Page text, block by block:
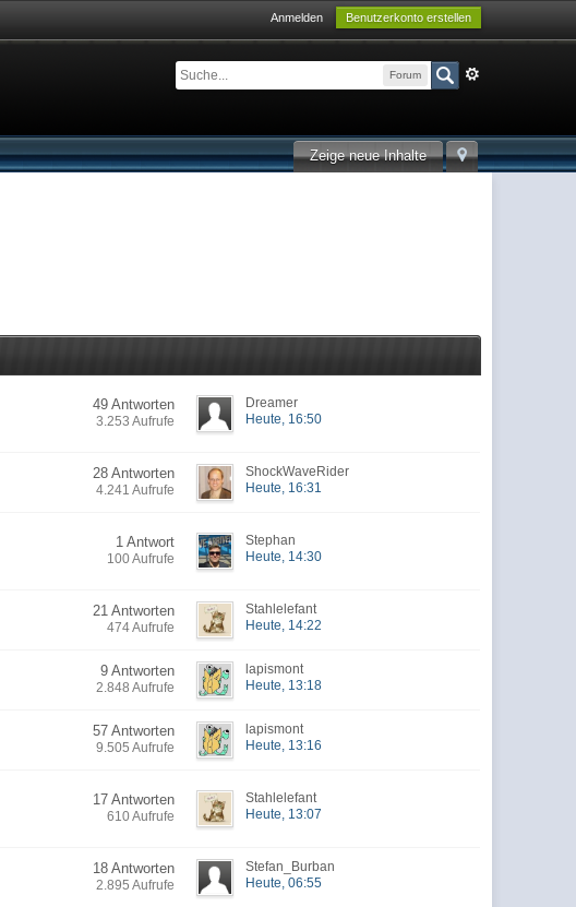
Anmelden Benutzerkonto erstellen
Forum
Zeige neue Inhalte
49 Antworten
3.253 Aufrufe
Dreamer
Heute, 16:50
28 Antworten
4.241 Aufrufe
ShockWaveRider
Heute, 16:31
1 Antwort
100 Aufrufe
Stephan
Heute, 14:30
21 Antworten
474 Aufrufe
Stahlelefant
Heute, 14:22
9 Antworten
2.848 Aufrufe
lapismont
Heute, 13:18
57 Antworten
9.505 Aufrufe
lapismont
Heute, 13:16
17 Antworten
610 Aufrufe
Stahlelefant
Heute, 13:07
18 Antworten
2.895 Aufrufe
Stefan_Burban
Heute, 06:55